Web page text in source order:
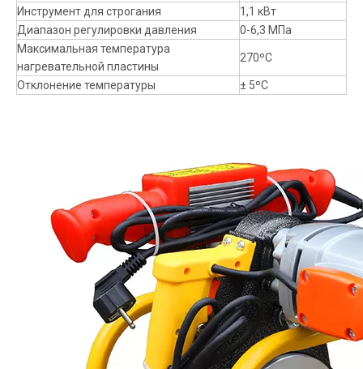
Инструмент для строгания
1,1 кВт
Диапазон регулировки давления
0-6,3 МПа
Максимальная температура
нагревательной пластины
270ºC
Отклонение температуры ± 5ºC